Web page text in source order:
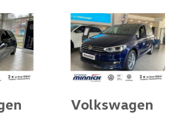
Volkswagen